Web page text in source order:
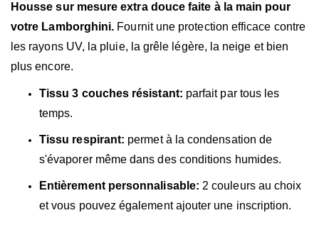
Housse sur mesure extra douce faite à la main pour
votre Lamborghini. Fournit une protection efficace contre
les rayons UV, la pluie, la grêle légère, la neige et bien
plus encore.
Tissu 3 couches résistant: parfait par tous les
temps.
Tissu respirant: permet à la condensation de
s'évaporer même dans des conditions humides.
Entièrement personnalisable: 2 couleurs au choix
et vous pouvez également ajouter une inscription.